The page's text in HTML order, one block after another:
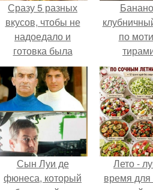
Сразу 5 разных
вкусов, чтобы не
надоедало и
готовка была
проще.
по
Сын Луи де
фюнеса, который
Лето -
время